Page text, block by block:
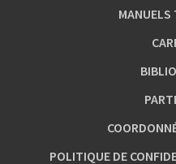
MANUELS
POLITIQUE DE